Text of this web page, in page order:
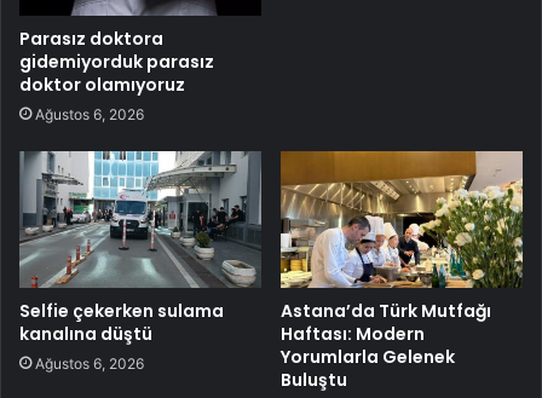
Parasız doktora
gidemiyorduk parasız
doktor olamıyoruz
Ağustos 6, 2026
Selfie çekerken sulama
kanalına düştü
Ağustos 6, 2026
Astana’da Türk Mutfağı
Haftası: Modern
Yorumlarla Gelenek
Buluştu